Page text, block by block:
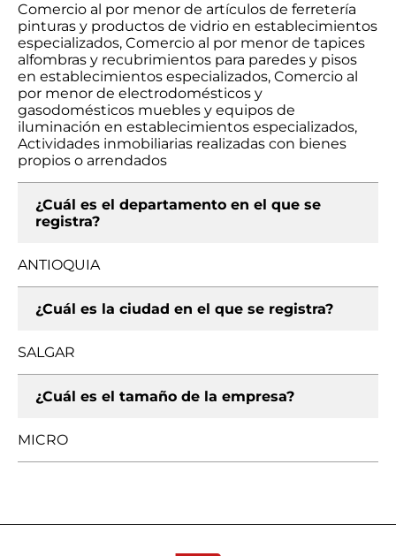
Comercio al por menor de artículos de ferretería
pinturas y productos de vidrio en establecimientos
especializados, Comercio al por menor de tapices
alfombras y recubrimientos para paredes y pisos
en establecimientos especializados, Comercio al
por menor de electrodomésticos y
gasodomésticos muebles y equipos de
iluminación en establecimientos especializados,
Actividades inmobiliarias realizadas con bienes
propios o arrendados
¿Cuál es el departamento en el que se
registra?
ANTIOQUIA
¿Cuál es la ciudad en el que se registra?
SALGAR
¿Cuál es el tamaño de la empresa?
MICRO